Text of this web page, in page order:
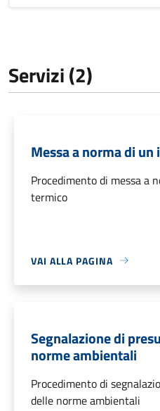
Servizi (2)
Messa a norma di
Procedimento di messa a
termico
VAI ALLA PAGINA
Segnalazione di
norme ambientali
Procedimento di
delle norme ambientali